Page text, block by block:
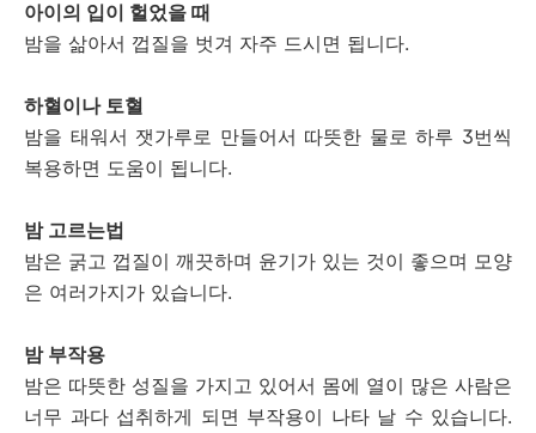
아이의 입이 헐었을 때
밤을 삶아서 껍질을 벗겨 자주 드시면 됩니다.
하혈이나 토혈
밤을 태워서 잿가루로 만들어서 따뜻한 물로 하루 3번씩
복용하면 도움이 됩니다.
밤 고르는법
밤은 굵고 껍질이 깨끗하며 윤기가 있는 것이 좋으며 모양
은 여러가지가 있습니다.
밤 부작용
밤은 따뜻한 성질을 가지고 있어서 몸에 열이 많은 사람은
너무 과다 섭취하게 되면 부작용이 나타 날 수 있습니다.